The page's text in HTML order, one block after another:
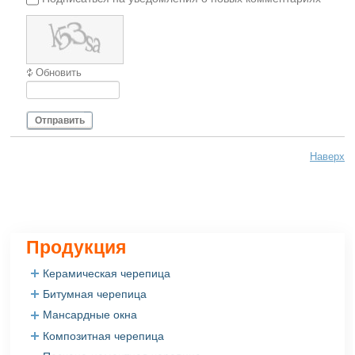
Обновить
Отправить
Наверх
Продукция
Керамическая черепица
Керамическая черепица Roben
Керамическая черепица Creaton
Керамическая черепица Tondach
Битумная черепица
Битумная черепица Gaf
Битумная черепица Katepal
Битумная черепица Shinglas
Мансардные окна
Мансардные окна Fakro
Композитная черепица